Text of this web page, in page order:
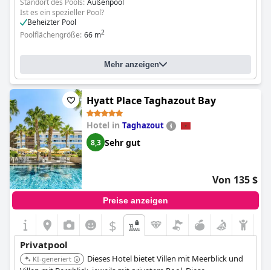
Standort des Pools: Außenpool
Ist es ein spezieller Pool?
Beheizter Pool
Poolflächengröße: 66 m2
Mehr anzeigen
Hyatt Place Taghazout Bay
Hotel in Taghazout
8,3 Sehr gut
Von 135 $
Preise anzeigen
$
Privatpool
KI-generiert
Dieses Hotel bietet Villen mit Meerblick und